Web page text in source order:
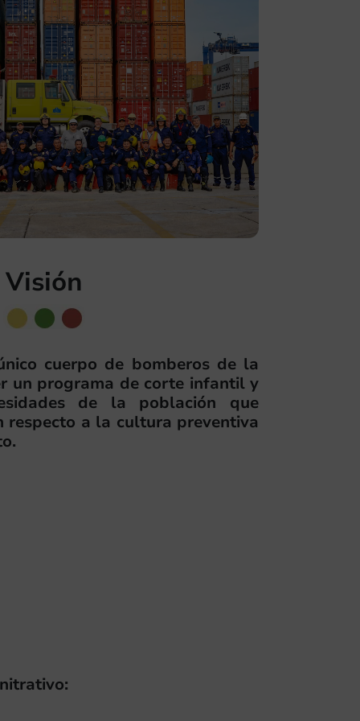
Visión
cuerpo de bomberos de la
un programa de corte infantil y
de la población que
respecto a la cultura preventiva